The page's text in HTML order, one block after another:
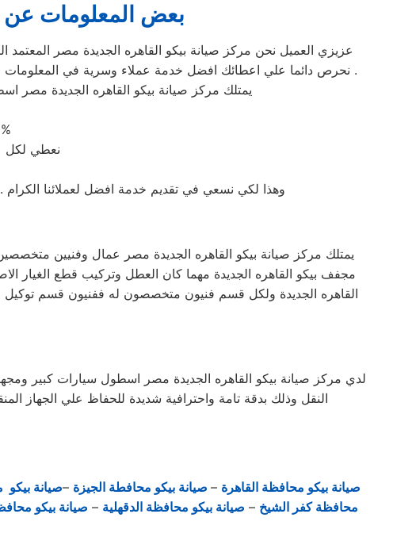
بعض المعلومات عن
عزيزي العميل نحن مركز صيانة بيكو القاهره الجديدة مصر المعتمد
نحرص دائما علي اعطائك افضل خدمة عملاء وسرية في المعلومات ويمكنك الاطلاع علي صفحة سياسة الخصوصية لمعرفة كيف يهتم مركز صيانة بيكو القاهره الجديدة مصر براحتك وبسرية بياناتك .
يمتلك مركز صيانة بيكو القاهره الجديدة
وبسبب ثقتنا في جودة عملنا وفي ان قطع غيارنا اصلية 100%
نعطي لكل
وهذا لكي نسعي في تقديم خدمة افضل لعملائنا الكرام ..
يمتلك مركز صيانة بيكو القاهره الجديدة مصر عمال وفنيين
مجفف بيكو القاهره الجديدة مهما كان العطل وتركيب قطع الغيار
القاهره الجديدة ولكل قسم فنيون متخصصون له ففنيون قسم
لدي مركز صيانة بيكو القاهره الجديدة مصر اسطول سيارات كبير
النقل وذلك بدقة تامة واحترافية شديدة للحفاظ علي الجهاز
صيانة بيكو محافظة القاهرة – صيانة بيكو محافطة الجيزة –صيانة
محافظة كفر الشيخ – صيانة بيكو محافظة الدقهلية – صيانة بيكو